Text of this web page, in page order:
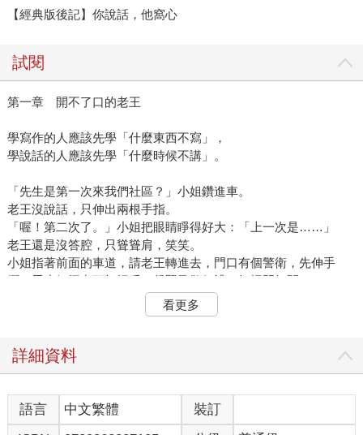
【經典版後記】你說話，他窩心
試閱
第一章 開不了口的老王
學寫作的人應該先學「什麼東西不寫」，
學說話的人應該先學「什麼時候不講」。
「先生是第一次來我們社區？」小姐鑽進車。
老王沒說話，只伸出兩根手指。
「喔！第二次了。」小姐把眼睛睜得好大：「上一次是……」
老王還是沒答腔，只聳聳肩，笑笑。
小姐指著前面的車道，請老王轉進去，門口有個警衛，先伸手
攔，看小姐探出頭打招呼，趕緊又敬個禮，把柵門打開。
「我們現在到的是A區。」小姐下車，帶老王到電梯：「也就是整
留戶，五十坪、八十坪和一百坪，您要……」
著老王，笑嘻嘻地說：「先生看來好有威儀，您一定是個大老
闆、董事長吧！」
看更多
詳細資料
語言 中文繁體
裝訂